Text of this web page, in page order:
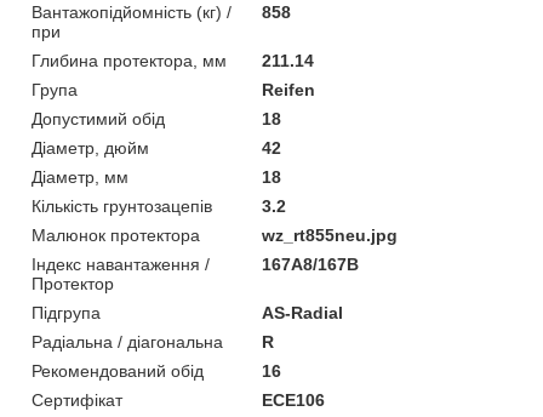
Вантажопідйомність (кг) /
при
858
Глибина протектора, мм
211.14
Група
Reifen
Допустимий обід
18
Діаметр, дюйм
42
Діаметр, мм
18
Кількість грунтозацепів
3.2
Малюнок протектора
wz_rt855neu.jpg
Індекс навантаження /
Протектор
167A8/167B
Підгрупа
AS-Radial
Радіальна / діагональна
R
Рекомендований обід
16
Сертифікат
ECE106